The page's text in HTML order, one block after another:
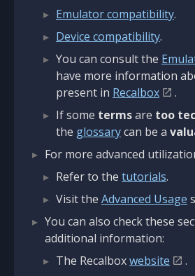
Emulator compatibility.
Device compatibility.
You can consult the
have more information
present in Recalbox
.
If some termsare too
the glossarycan be a
For more advanced
Refer to the tutorials.
Visit the Advanced Usage
You can also check these
additional information:
The Recalboxwebsite
.